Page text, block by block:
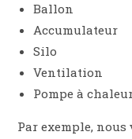
Ballon
Accumulateur
Silo
Ventilation
Pompe à
Par exemple,